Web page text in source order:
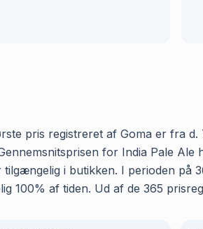
pris registreret af Goma er fra
for India Pale
i butikken. I perioden på
100% af tiden. Ud af de 365